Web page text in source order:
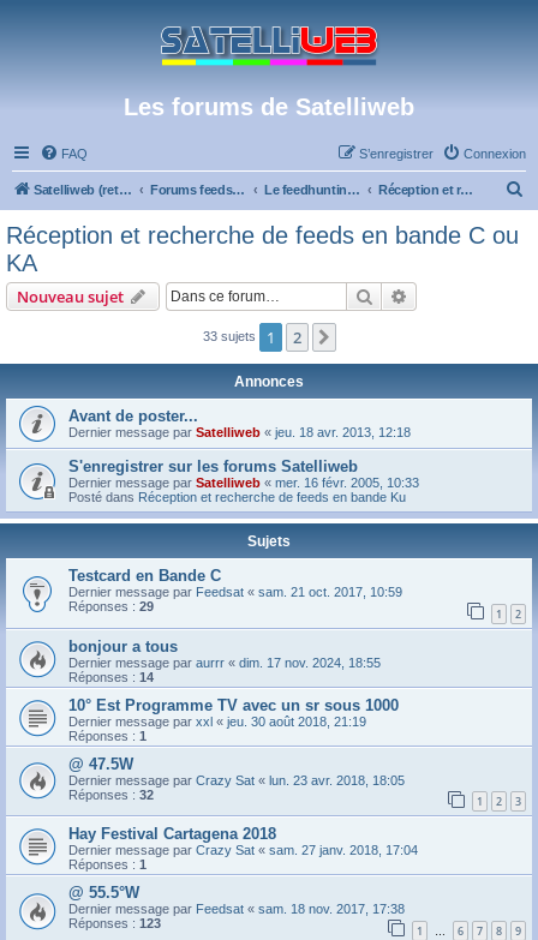
Les forums de Satelliweb
FAQ Connexion
S’enregistrer
Satelliweb (retour vers le site) Forums feeds et réception TV numérique Le feedhunting - La chasse aux feeds Réception et recherche de feeds en bande C ou KA
c
r
Réception et recherche de feeds en bande C ou
KA
Nouveau sujet Rechercher
33 sujets 1 2
Annonces
Avant de poster...
Dernier message par Satelliweb « jeu. 18 avr. 2013, 12:18
S'enregistrer sur les forums Satelliweb
Dernier message par Satelliweb « mer. 16 févr. 2005, 10:33
Posté dans Réception et recherche de feeds en bande Ku
Sujets
Testcard en Bande C
Dernier message par Feedsat « sam. 21 oct. 2017, 10:59
Réponses : 29 1 2
bonjour a tous
Dernier message par aurrr « dim. 17 nov. 2024, 18:55
Réponses : 14
10° Est Programme TV avec un sr sous 1000
Dernier message par xxl « jeu. 30 août 2018, 21:19
Réponses : 1
@ 47.5W
Dernier message par Crazy Sat « lun. 23 avr. 2018, 18:05
Réponses : 32 1 2 3
Hay Festival Cartagena 2018
Dernier message par Crazy Sat « sam. 27 janv. 2018, 17:04
Réponses : 1
@ 55.5°W
Dernier message par Feedsat « sam. 18 nov. 2017, 17:38
Réponses : 123 1 … 6 7 8 9